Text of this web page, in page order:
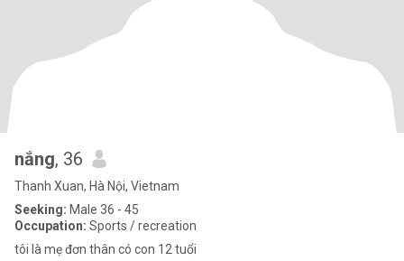
nắng, 36
Thanh Xuan, Hà Nội, Vietnam
Seeking: Male 36 - 45
Occupation: Sports / recreation
tôi là mẹ đơn thân có con 12 tuổi